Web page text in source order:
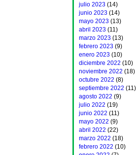
julio 2023 (14)
junio 2023 (14)
mayo 2023 (13)
abril 2023 (11)
marzo 2023 (13)
febrero 2023 (9)
enero 2023 (10)
diciembre 2022 (10)
noviembre 2022 (18)
octubre 2022 (8)
septiembre 2022 (11)
agosto 2022 (9)
julio 2022 (19)
junio 2022 (11)
mayo 2022 (9)
abril 2022 (22)
marzo 2022 (18)
febrero 2022 (10)